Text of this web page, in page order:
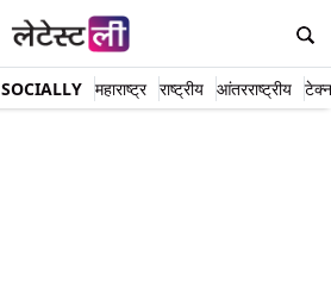
SOCIALLY महाराष्ट्र राष्ट्रीय आंतरराष्ट्रीय